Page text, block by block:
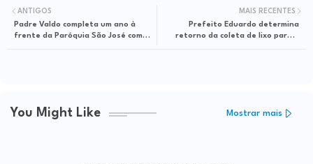
MAIS RECENTES
Prefeito Eduardo determina
retorno da coleta de lixo para o
ANTIGOS
Padre Valdo completa um ano à
frente da Paróquia São José com
You Might Like Mostrar mais